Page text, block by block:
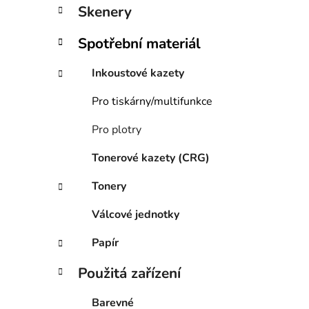
a
e
Skenery
Spotřební materiál
Inkoustové kazety
Pro tiskárny/multifunkce
Pro plotry
Tonerové kazety (CRG)
Tonery
Válcové jednotky
Papír
Použitá zařízení
Barevné